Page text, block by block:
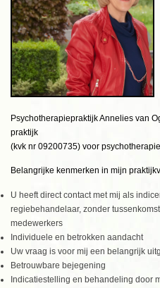
Psychotherapiepraktijk Annelies van
praktijk
(kvk nr 09200735) voor
Belangrijke kenmerken in mijn
U heeft direct contact met mij als
regiebehandelaar, zonder
medewerkers
Individuele en betrokken aandacht
Uw vraag is voor mij een belangrijk
Betrouwbare bejegening
Indicatiestelling en behandeling door